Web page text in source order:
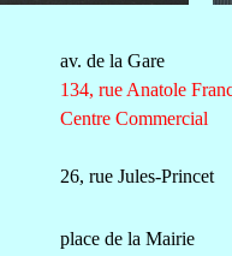
av. de la Gare
134, rue Anatole
Centre Commercial
26, rue Jules-Princet
place de la Mairie